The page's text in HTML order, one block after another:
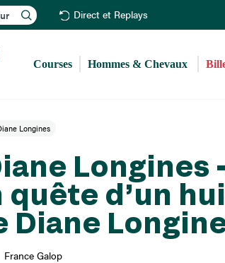
Direct et Replays
Courses Hommes & Chevaux
Longines
quête d’un
Diane
France Galop
Longines